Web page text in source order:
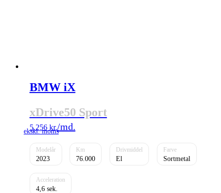
BMW iX
xDrive50 Sport
5.256 kr.
2023 76.000 El Sortmetal
4,6